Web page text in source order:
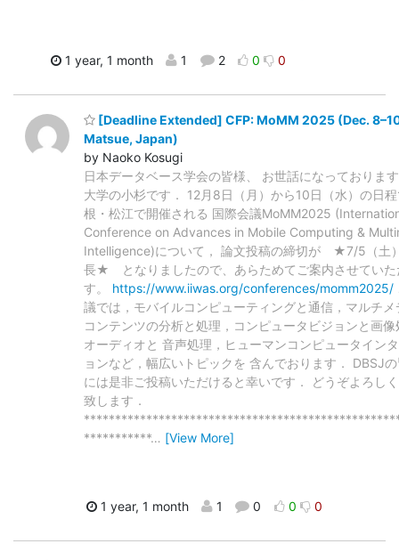
1 year, 1 month 1 2 0 0
[Deadline Extended] CFP: MoMM 2025 (Dec.
Matsue, Japan)
by Naoko Kosugi
日本データベース学会の皆様、 お世話になっておりま
大学の小杉です． 12月8日（月）から10日（水）の日
根・松江で開催される 国際会議MoMM2025
Conference on Advances in Mobile Computing &
Intelligence)について， 論文投稿の締切が ★7/5（土
長★ となりましたので、あらためてご案内させていた
す。 https://www.iiwas.org/conferences/momm2025/
議では，モバイルコンピューティングと通信，マルチメ
コンテンツの分析と処理，コンピュータビジョンと画像
オーディオと 音声処理，ヒューマンコンピュータイン
ョンなど，幅広いトピックを 含んでおります． DBSJ
には是非ご投稿いただけると幸いです． どうぞよろし
致します．
***********… [View More]
1 year, 1 month 1 0 0 0